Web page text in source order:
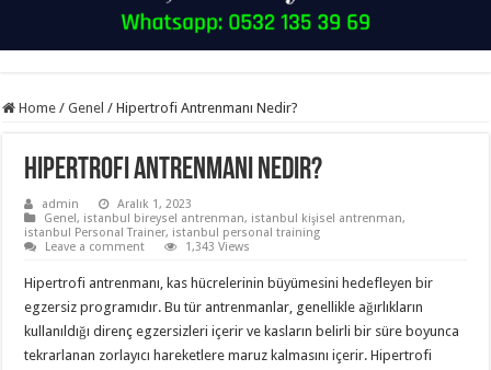
Home / Genel / Hipertrofi Antrenmanı Nedir?
Hipertrofi Antrenmanı Nedir?
admin
Aralık 1, 2023
Genel, istanbul bireysel antrenman, istanbul kişisel antrenman,
istanbul Personal Trainer, istanbul personal training
Leave a comment
1,343 Views
Hipertrofi antrenmanı, kas hücrelerinin büyümesini hedefleyen bir
egzersiz programıdır. Bu tür antrenmanlar, genellikle ağırlıkların
kullanıldığı direnç egzersizleri içerir ve kasların belirli bir süre boyunca
tekrarlanan zorlayıcı hareketlere maruz kalmasını içerir. Hipertrofi